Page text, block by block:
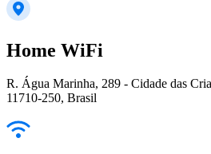
Home WiFi
R. Água Marinha, 289 - Cidade das
11710-250, Brasil